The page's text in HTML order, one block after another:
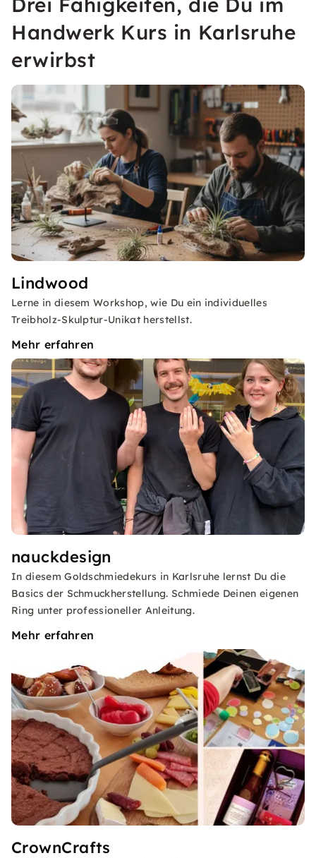
Handwerk Kurs in Karlsruhe
erwirbst
Lindwood
Lerne in diesem Workshop, wie Du ein individuelles
Treibholz-Skulptur-Unikat herstellst.
Mehr erfahren
nauckdesign
In diesem Goldschmiedekurs in Karlsruhe lernst Du die
Basics der Schmuckherstellung. Schmiede Deinen eigenen
Ring unter professioneller Anleitung.
Mehr erfahren
CrownCrafts